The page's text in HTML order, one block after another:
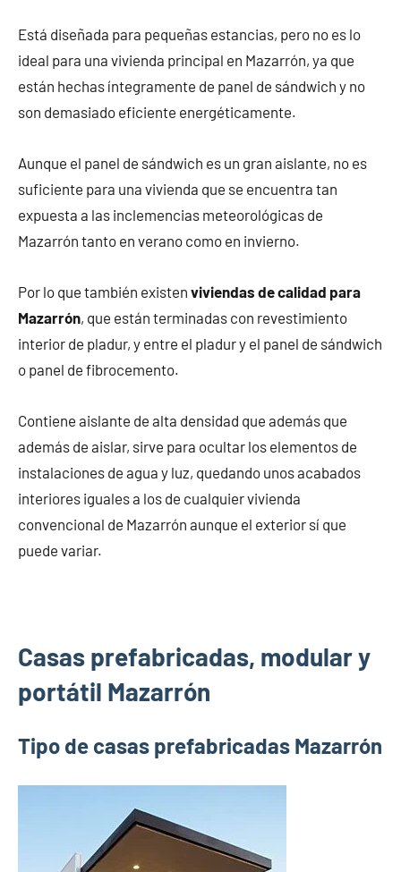
Está diseñada para pequeñas estancias, pero no es lo
ideal para una vivienda principal en Mazarrón, ya que
están hechas íntegramente de panel de sándwich y no
son demasiado eficiente energéticamente.
Aunque el panel de sándwich es un gran aislante, no es
suficiente para una vivienda que se encuentra tan
expuesta a las inclemencias meteorológicas de
Mazarrón tanto en verano como en invierno.
Por lo que también existen viviendas de calidad para
Mazarrón, que están terminadas con revestimiento
interior de pladur, y entre el pladur y el panel de sándwich
o panel de fibrocemento.
Contiene aislante de alta densidad que además que
además de aislar, sirve para ocultar los elementos de
instalaciones de agua y luz, quedando unos acabados
interiores iguales a los de cualquier vivienda
convencional de Mazarrón aunque el exterior sí que
puede variar.
Casas prefabricadas, modular y
portátil Mazarrón
Tipo de casas prefabricadas Mazarrón